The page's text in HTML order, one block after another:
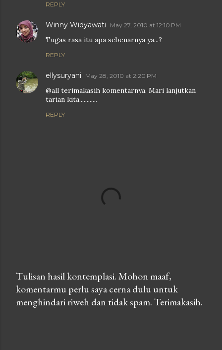
REPLY
Winny Widyawati May 27, 2010 at 12:10 PM
Tugas rasa itu apa sebenarnya ya...?
REPLY
ellysuryani May 28, 2010 at 2:20 PM
@all terimakasih komentarnya. Mari lanjutkan
tarian kita............
REPLY
P
o
Tulisan hasil kontemplasi. Mohon maaf,
komentarmu perlu saya cerna dulu untuk
menghindari riweh dan tidak spam. Terimakasih.